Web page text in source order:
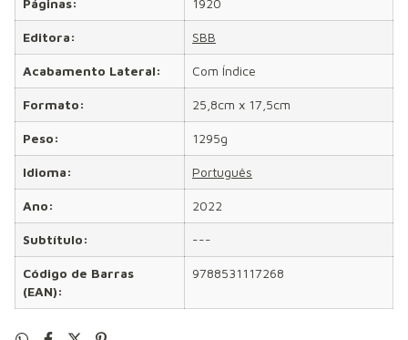
Páginas: 1920
Editora: SBB
Acabamento Lateral: Com Índice
Formato: 25,8cm x 17,5cm
Peso: 1295g
Idioma: Português
Ano: 2022
Subtítulo: ---
Código de Barras
(EAN):
9788531117268